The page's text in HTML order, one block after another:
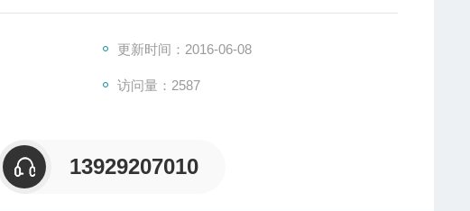
更新时间：2016-06-08
访问量：2587
13929207010